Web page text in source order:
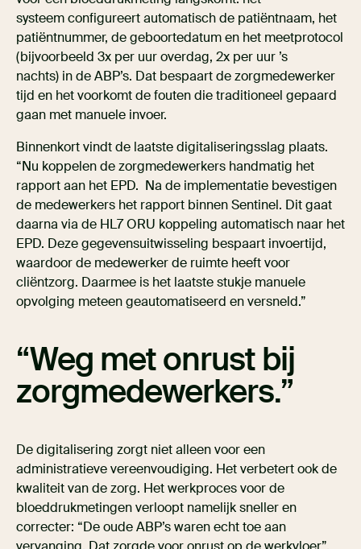
systeem configureert automatisch de patiëntnaam, het
patiëntnummer, de geboortedatum en het meetprotocol
(bijvoorbeeld 3x per uur overdag, 2x per uur ’s
nachts) in de ABP’s. Dat bespaart de zorgmedewerker
tijd en het voorkomt de fouten die traditioneel gepaard
gaan met manuele invoer.
Binnenkort vindt de laatste digitaliseringsslag plaats.
“Nu koppelen de zorgmedewerkers handmatig het
rapport aan het EPD. Na de implementatie bevestigen
de medewerkers het rapport binnen Sentinel. Dit gaat
daarna via de HL7 ORU koppeling automatisch naar het
EPD. Deze gegevensuitwisseling bespaart invoertijd,
waardoor de medewerker de ruimte heeft voor
cliëntzorg. Daarmee is het laatste stukje manuele
opvolging meteen geautomatiseerd en versneld.”
Weg met onrust bij
zorgmedewerkers.
De digitalisering zorgt niet alleen voor een
administratieve vereenvoudiging. Het verbetert ook de
kwaliteit van de zorg. Het werkproces voor de
bloeddrukmetingen verloopt namelijk sneller en
correcter: “De oude ABP’s waren echt toe aan